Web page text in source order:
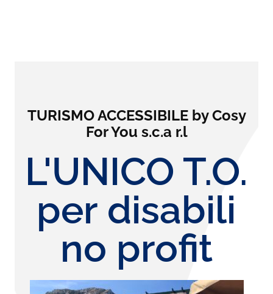
TURISMO ACCESSIBILE by Cosy
For You s.c.a r.l
L'UNICO T.O.
per disabili
no profit